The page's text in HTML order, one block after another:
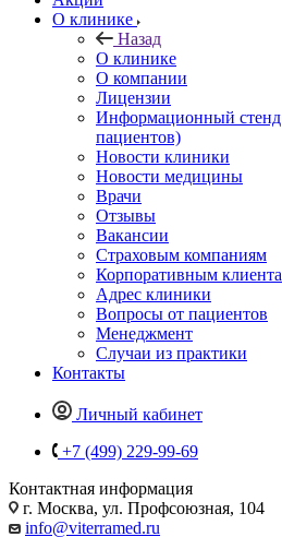
О клинике
Назад
О клинике
О компании
Лицензии
Информационный
пациентов)
Новости клиники
Новости медицины
Врачи
Отзывы
Вакансии
Страховым компаниям
Корпоративным
Адрес клиники
Вопросы от пациентов
Менеджмент
Случаи из практики
Контакты
Личный кабинет
+7 (499) 229-99-69
Контактная информация
г. Москва, ул. Профсоюзная, 104
info@viterramed.ru